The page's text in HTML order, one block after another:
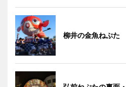
柳井の金魚ねぷた